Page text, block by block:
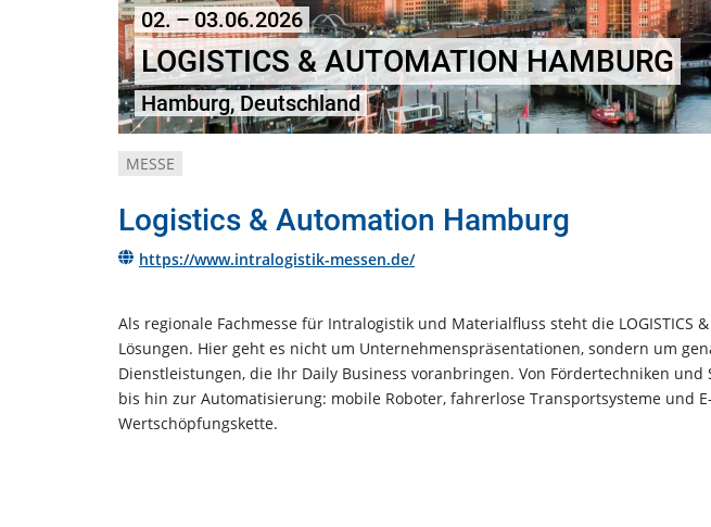
02. – 03.06.2026
LOGISTICS & AUTOMATION HAMBURG
Hamburg, Deutschland
MESSE
Logistics & Automation Hamburg
https://www.intralogistik-messen.de/
Als regionale Fachmesse für Intralogistik und Materialfluss steht die LOGISTICS
Lösungen. Hier geht es nicht um Unternehmenspräsentationen, sondern um
Dienstleistungen, die Ihr Daily Business voranbringen. Von Fördertechniken
bis hin zur Automatisierung: mobile Roboter, fahrerlose Transportsysteme und
Wertschöpfungskette.